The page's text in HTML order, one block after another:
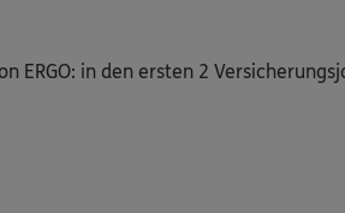
ERGO: in den ersten 2